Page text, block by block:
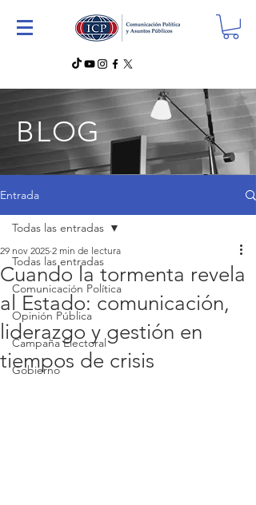
BLOG
Entrada
Todas las entradas
Comunicación Política
Opinión Pública
Campaña Electoral
Gobierno
Todas las entradas
Cuando la tormenta revela
al Estado: comunicación,
liderazgo y gestión en
tiempos de crisis
29 nov 2025 2 min de lectura